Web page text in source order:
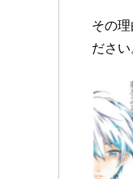
その
ださい